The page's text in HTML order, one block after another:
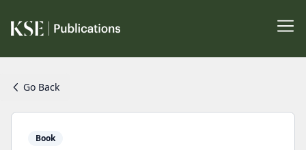
Go Back
Book